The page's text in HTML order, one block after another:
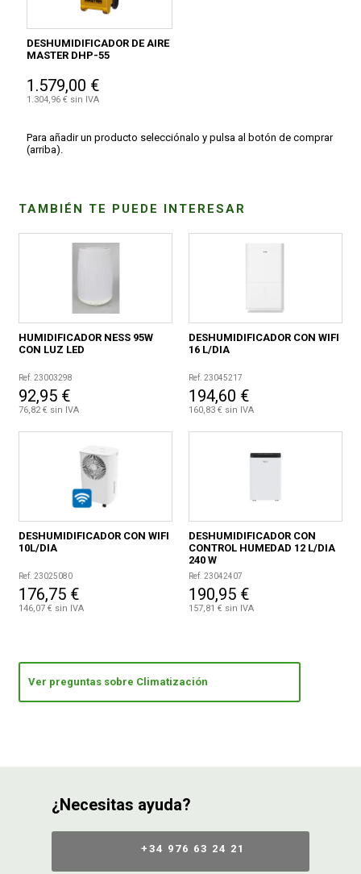
DESHUMIDIFICADOR DE AIRE
MASTER DHP-55
1.579,00 €
1.304,96 € sin IVA
Para añadir un producto selecciónalo y pulsa al botón de comprar
(arriba).
TAMBIÉN TE PUEDE INTERESAR
HUMIDIFICADOR NESS 95W
CON LUZ LED
Ref. 23003298
92,95 €
76,82 € sin IVA
DESHUMIDIFICADOR CON WIFI
16 L/DIA
Ref. 23045217
194,60 €
160,83 € sin IVA
DESHUMIDIFICADOR CON WIFI
10L/DIA
Ref. 23025080
176,75 €
146,07 € sin IVA
DESHUMIDIFICADOR CON
CONTROL HUMEDAD 12 L/DIA
240 W
Ref. 23042407
190,95 €
157,81 € sin IVA
Ver preguntas sobre Climatización
¿Necesitas ayuda?
+34 976 63 24 21